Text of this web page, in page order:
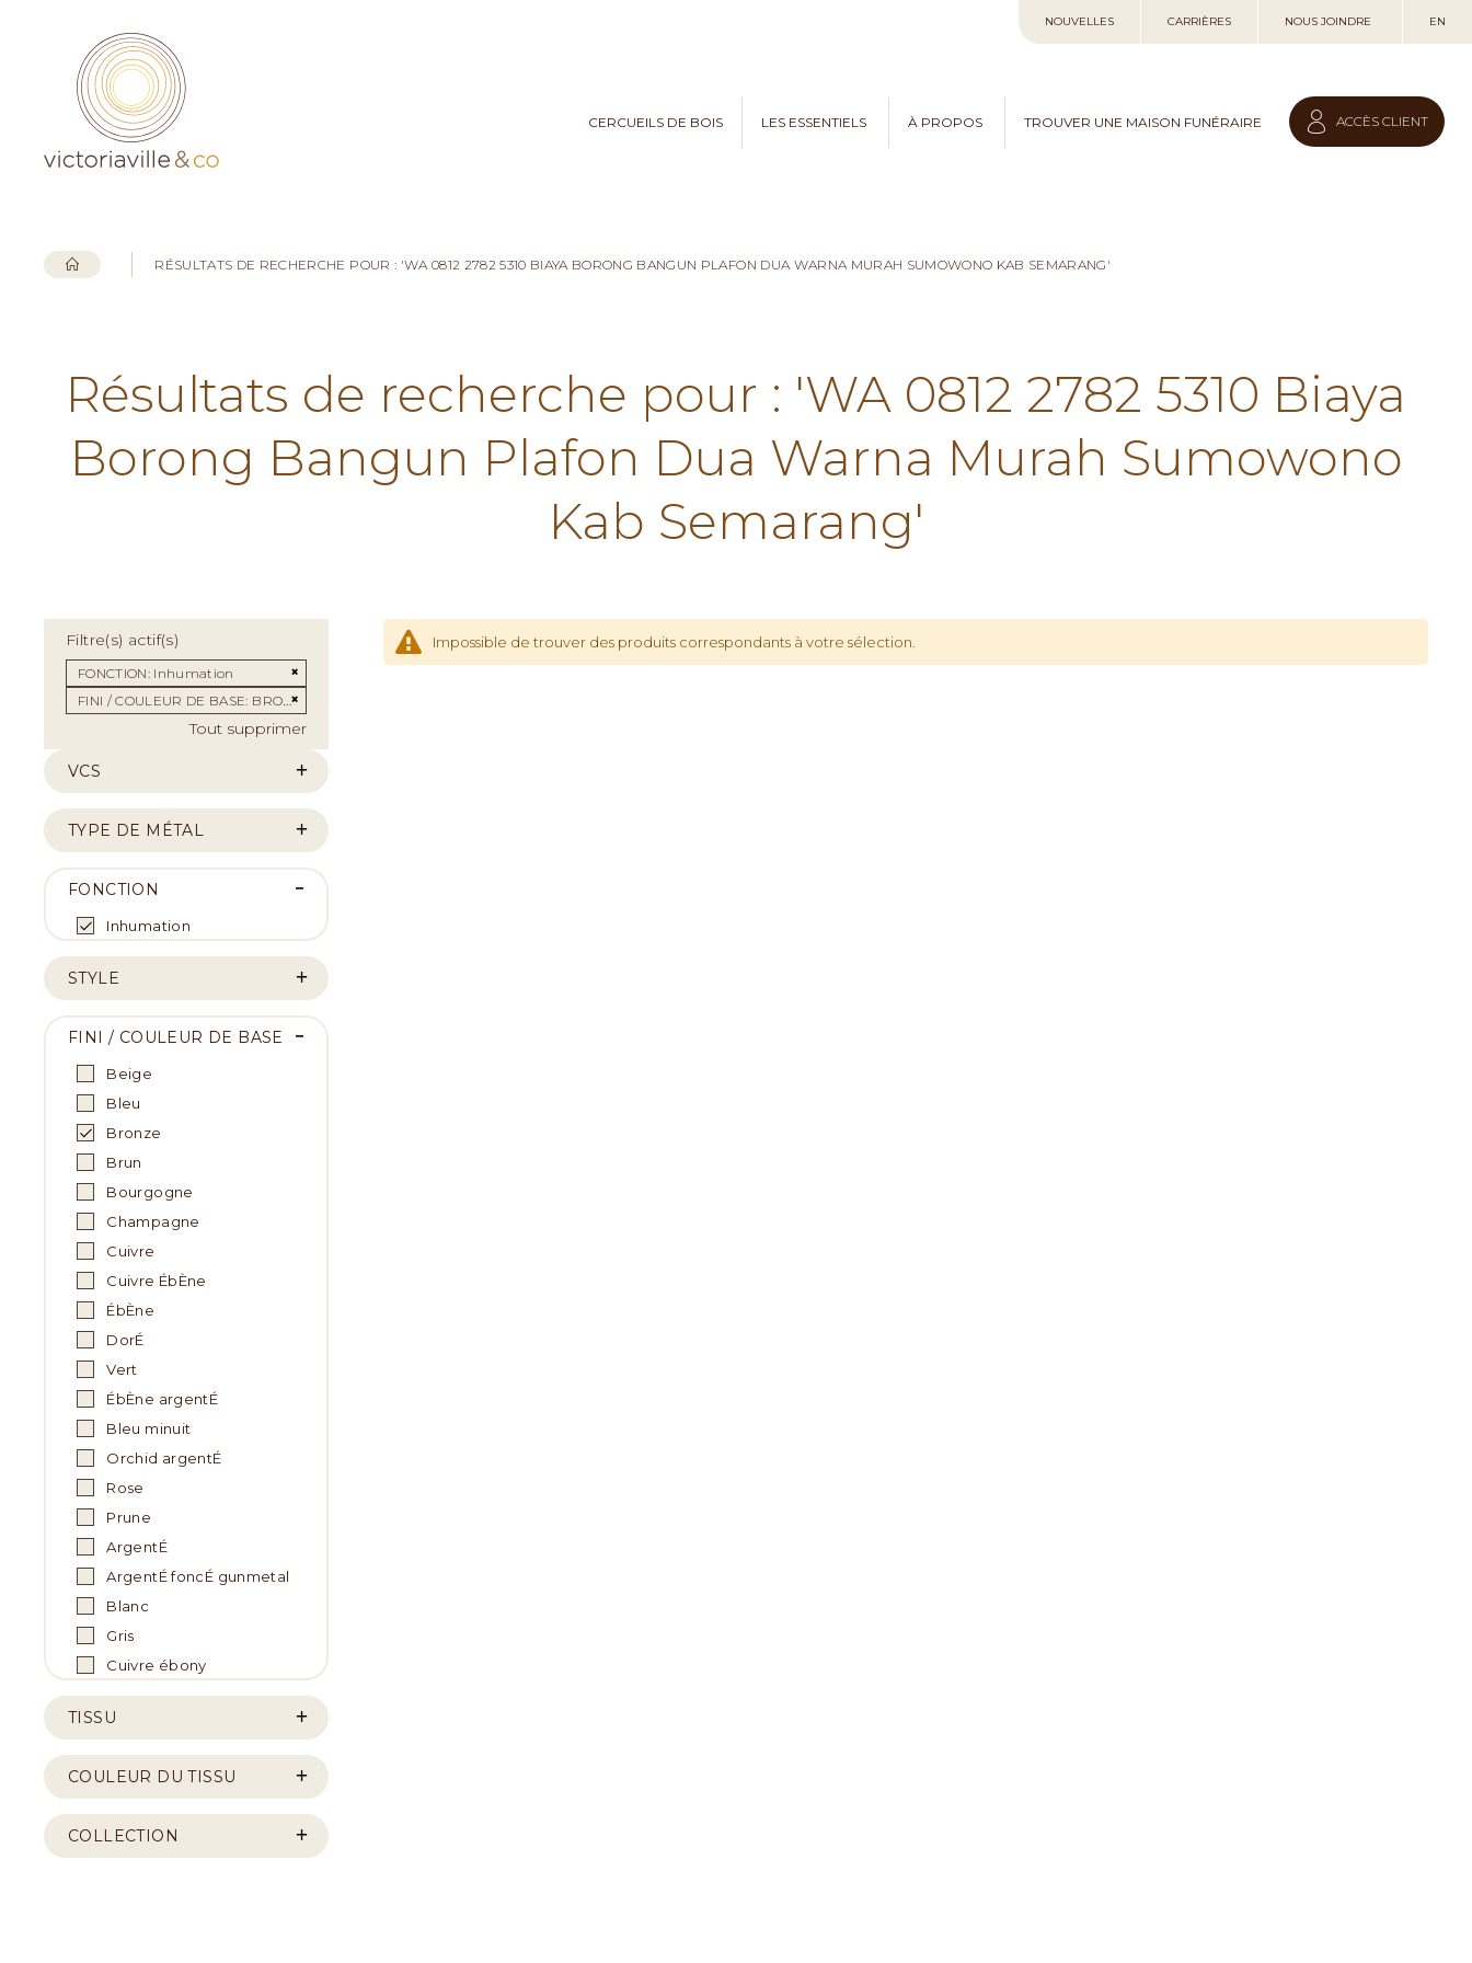
au
NOUVELLES CARRIÈRES NOUS JOINDRE EN
CERCUEILS DE BOIS LES ESSENTIELS À PROPOS TROUVER UNE MAISON FUNÉRAIRE ACCÈS CLIENT
RÉSULTATS DE RECHERCHE POUR : 'WA 0812 2782 5310 BIAYA BORONG BANGUN PLAFON DUA WARNA MURAH SUMOWONO KAB SEMARANG'
Résultats de recherche pour : 'WA 0812 2782 5310 Biaya
Borong Bangun Plafon Dua Warna Murah Sumowono
Kab Semarang'
Impossible de trouver des produits correspondants à votre sélection.
Filtre(s) actif(s)
FONCTION Inhumation
Supprimer cet Élément
FINI / COULEUR DE BASE BRONZE
Tout supprimer
VCS
TYPE DE MÉTAL
FONCTION
Inhumation
STYLE
FINI / COULEUR DE BASE
Beige
Bleu
Bronze
Brun
Bourgogne
Champagne
Cuivre
Cuivre ÉbÈne
ÉbÈne
DorÉ
Vert
ÉbÈne argentÉ
Bleu minuit
Orchid argentÉ
Rose
Prune
ArgentÉ
ArgentÉ foncÉ gunmetal
Blanc
Gris
Cuivre ébony
TISSU
COULEUR DU TISSU
COLLECTION